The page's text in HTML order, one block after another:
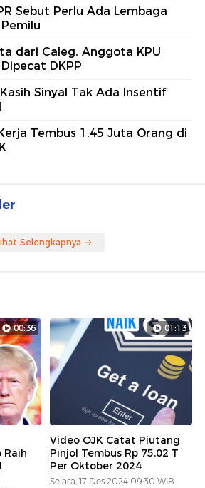
Sebut Perlu Ada Lembaga
dari Caleg, Anggota KPU
DKPP
Sinyal Tak Ada Insentif
Tembus 1,45 Juta Orang di
Selengkapnya
00:36
Raih
01:13
Video OJK Catat Piutang
Pinjol Tembus Rp 75,02 T
Per Oktober 2024
Selasa, 17 Des 2024 09:30 WIB